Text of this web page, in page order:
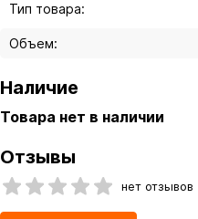
Тип товара:
Объем:
Наличие
Товара нет в наличии
Отзывы
нет отзывов